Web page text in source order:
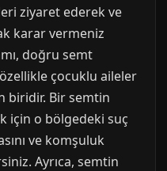
ziyaret ederek ve
karar vermeniz
doğru semt
çocuklu aileler
biridir. Bir semtin
için o bölgedeki suç
ve komşuluk
Ayrıca, semtin